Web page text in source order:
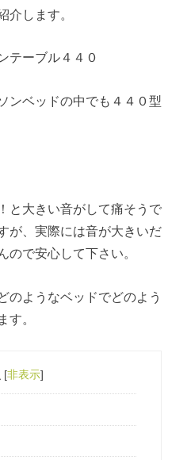
介します。
テーブル４４０
ンベッドの中でも４４０型
と大きい音がして痛そうで
が、実際には音が大きいだ
ので安心して下さい。
のようなベッドでどのよう
す。
[非表示]